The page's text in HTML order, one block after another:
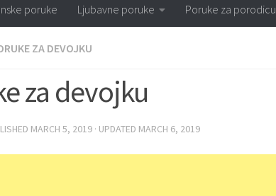
poruke Ljubavne poruke Poruke za porodicu
ZA DEVOJKU
za devojku
MARCH 5, 2019 · UPDATED MARCH 6, 2019